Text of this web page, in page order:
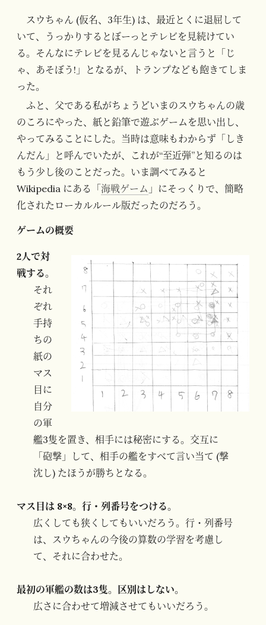
スウちゃん (仮名、3年生) は、最近とくに退屈して
いて、うっかりするとぼーっとテレビを見続けてい
る。そんなにテレビを見るんじゃないと言うと「じ
ゃ、あそぼう!」となるが、トランプなども飽きてしま
った。
ふと、父である私がちょうどいまのスウちゃんの歳
のころにやった、紙と鉛筆で遊ぶゲームを思い出し、
やってみることにした。当時は意味もわからず「しき
んだん」と呼んでいたが、これが“至近弾”と知るのは
もう少し後のことだった。いま調べてみると
Wikipedia にある「 海戦ゲーム 」にそっくりで、簡略
化されたローカルルール版だったのだろう。
ゲームの概要
2人で対
戦する。
それ
ぞれ
手持
ちの
紙の
マス
目に
自分
の軍
艦3隻を置き、相手には秘密にする。交互に
「砲撃」して、相手の艦をすべて言い当て (撃
沈し) たほうが勝ちとなる。
マス目は 8×8。行・列番号をつける。
広くしても狭くしてもいいだろう。行・列番号
は、スウちゃんの今後の算数の学習を考慮し
て、それに合わせた。
最初の軍艦の数は3隻。区別はしない。
広さに合わせて増減させてもいいだろう。